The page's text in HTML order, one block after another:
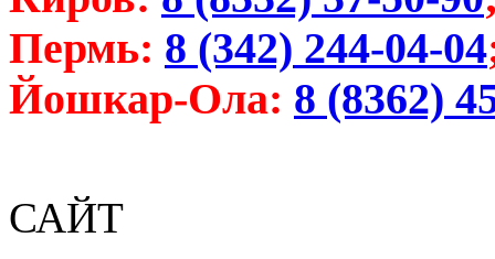
Пермь: 8 (342) 244-04-04
Йошкар-Ола: 8 (8362)
САЙТ